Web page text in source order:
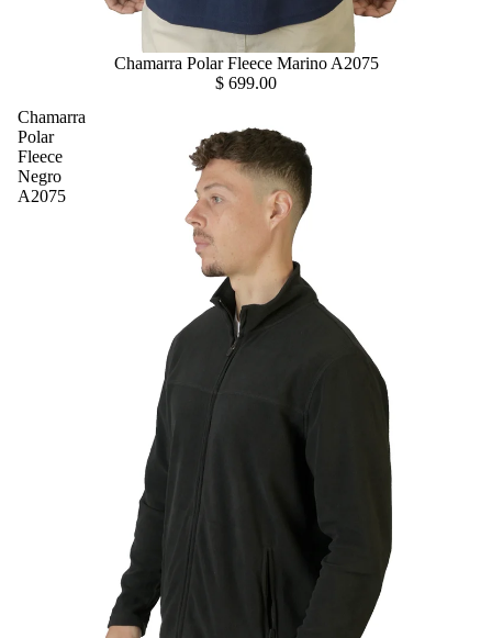
Chamarra Polar Fleece Marino A2075
$ 699.00
Chamarra
Polar
Fleece
Negro
A2075